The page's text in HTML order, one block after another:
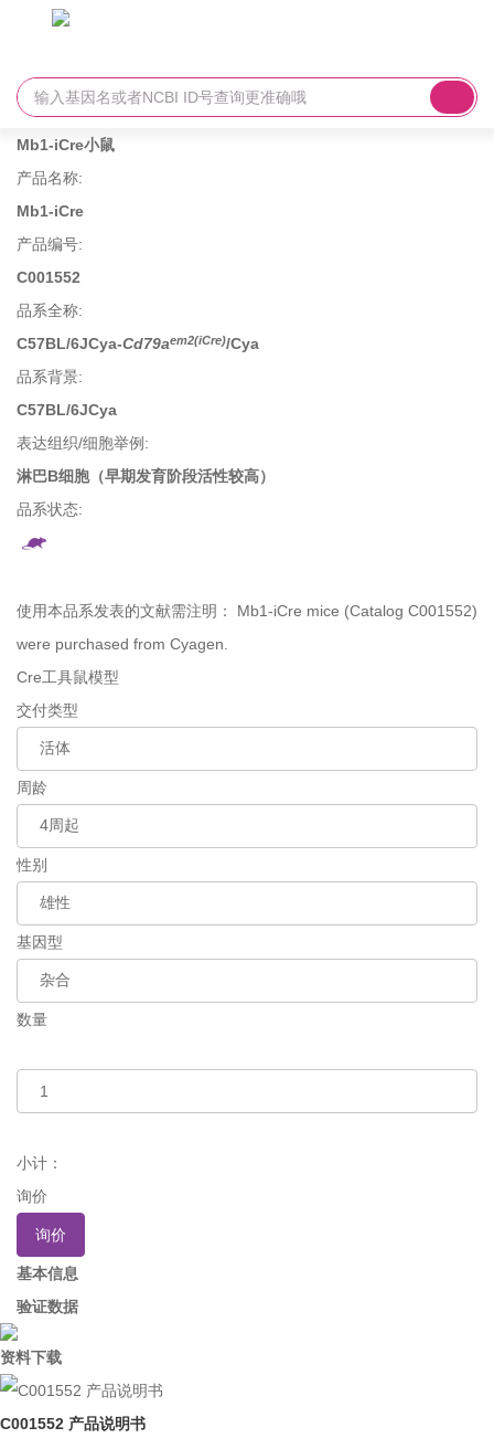
Mb1-iCre小鼠
产品名称:
Mb1-iCre
产品编号:
C001552
品系全称:
C57BL/6JCya-Cd79aem2(iCre)/Cya
品系背景:
C57BL/6JCya
表达组织/细胞举例 :
淋巴B细胞（早期发育阶段活性较高）
品系状态:
使用本品系发表的文献需注明： Mb1-iCre mice (Catalog C001552)
were purchased from Cyagen.
Cre工具鼠模型
交付类型
周龄
性别
基因型
数量
小计：
询价
询价
基本信息
验证数据
资料下载
C001552 产品说明书